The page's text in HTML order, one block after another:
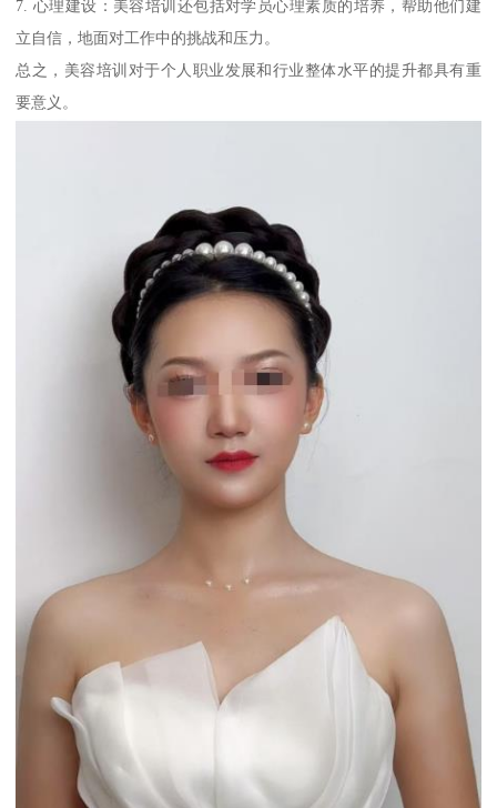
7. 心理建设：美容培训还包括对学员心理素质的培养，帮助他们建
立自信，地面对工作中的挑战和压力。
总之，美容培训对于个人职业发展和行业整体水平的提升都具有重
要意义。